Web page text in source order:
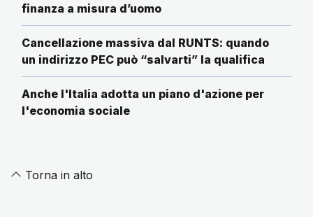
finanza a misura d’uomo
Cancellazione massiva dal RUNTS: quando
un indirizzo PEC può “salvarti” la qualifica
Anche l'Italia adotta un piano d'azione per
l'economia sociale
Torna in alto